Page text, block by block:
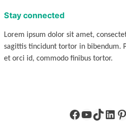
Stay connected
Lorem ipsum dolor sit amet,
sagittis tincidunt tortor in bibendum.
et orci id, commodo finibus tortor.
Facebook
YouTube
TikTok